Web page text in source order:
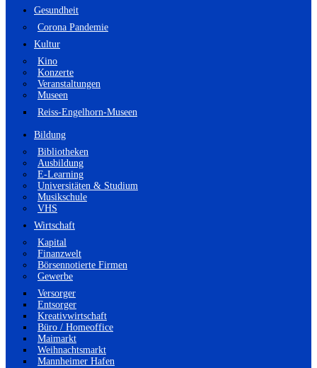
Gesundheit
Corona Pandemie
Kultur
Kino
Konzerte
Veranstaltungen
Museen
Reiss-Engelhorn-Museen
Bildung
Bibliotheken
Ausbildung
E-Learning
Universitäten & Studium
Musikschule
VHS
Wirtschaft
Kapital
Finanzwelt
Börsennotierte Firmen
Gewerbe
Versorger
Entsorger
Kreativwirtschaft
Büro / Homeoffice
Maimarkt
Weihnachtsmarkt
Mannheimer Hafen